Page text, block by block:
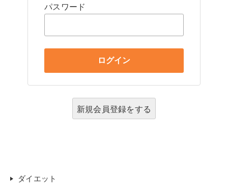
パスワード
新規会員登録をする
ダイエット